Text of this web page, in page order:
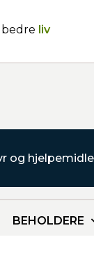
liv
og
BEHOLDERE